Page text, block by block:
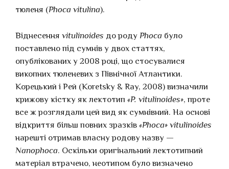
тюленя (Phoca vitulina).
Віднесення vitulinoides до роду Phoca було
поставлено під сумнів у двох статтях,
опублікованих у 2008 році, що стосувалися
викопних тюленевих з Північної Атлантики.
Корецький і Рей (Koretsky & Ray, 2008) визначили
крижову кістку як лектотип «P. vitulinoides», проте
все ж розглядали цей вид як сумнівний. На основі
відкриття більш повних зразків «Phoca» vitulinoides
нарешті отримав власну родову назву —
Nanophoca. Оскільки оригінальний лектотипний
матеріал втрачено, неотипом було визначено